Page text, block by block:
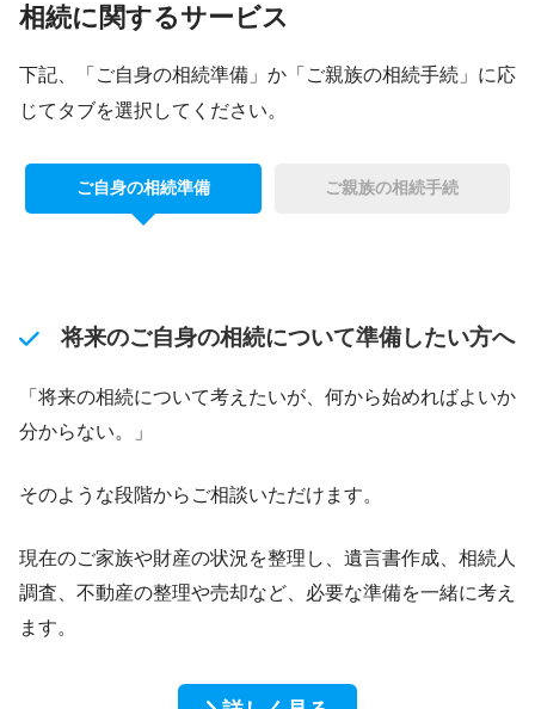
相続に関するサービス
下記、「ご自身の相続準備」か「ご親族の相続手続」に応
じてタブを選択してください。
ご自身の相続準備 ご親族の相続手続
将来のご自身の相続について準備したい方へ
「将来の相続について考えたいが、何から始めればよいか
分からない。」
そのような段階からご相談いただけます。
現在のご家族や財産の状況を整理し、遺言書作成、相続人
調査、不動産の整理や売却など、必要な準備を一緒に考え
ます。